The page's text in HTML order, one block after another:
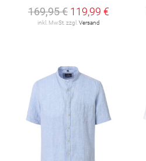
169,95 € 119,99 €
inkl. MwSt. zzgl. Versand